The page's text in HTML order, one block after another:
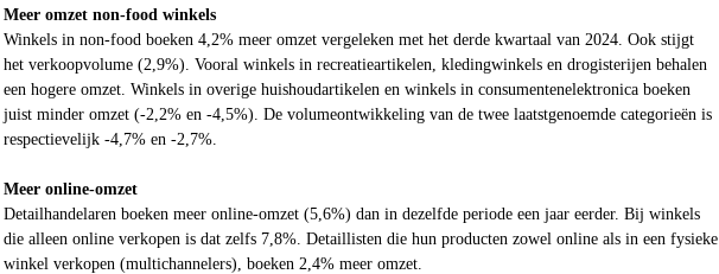
Meer omzet non-food winkels
Winkels in non-food boeken 4,2% meer omzet vergeleken met het derde kwartaal van 2024. Ook stijgt
het verkoopvolume (2,9%). Vooral winkels in recreatieartikelen, kledingwinkels en drogisterijen behalen
een hogere omzet. Winkels in overige huishoudartikelen en winkels in consumentenelektronica boeken
juist minder omzet (-2,2% en -4,5%). De volumeontwikkeling van de twee laatstgenoemde categorieën is
respectievelijk -4,7% en -2,7%.
Meer online-omzet
Detailhandelaren boeken meer online-omzet (5,6%) dan in dezelfde periode een jaar eerder. Bij winkels
die alleen online verkopen is dat zelfs 7,8%. Detaillisten die hun producten zowel online als in een fysieke
winkel verkopen (multichannelers), boeken 2,4% meer omzet.